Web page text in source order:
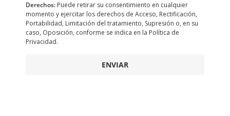
Derechos: Puede retirar su consentimiento en cualquier
momento y ejercitar los derechos de Acceso, Rectificación,
Portabilidad, Limitación del tratamiento, Supresión o, en su
caso, Oposición, conforme se indica en la Política de
Privacidad.
ENVIAR